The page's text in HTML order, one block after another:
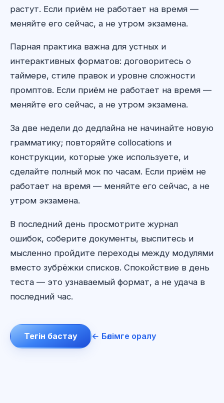
растут. Если приём не работает на время —
меняйте его сейчас, а не утром экзамена.
Парная практика важна для устных и
интерактивных форматов: договоритесь о
таймере, стиле правок и уровне сложности
промптов. Если приём не работает на время —
меняйте его сейчас, а не утром экзамена.
За две недели до дедлайна не начинайте новую
грамматику; повторяйте collocations и
конструкции, которые уже используете, и
сделайте полный мок по часам. Если приём не
работает на время — меняйте его сейчас, а не
утром экзамена.
В последний день просмотрите журнал
ошибок, соберите документы, выспитесь и
мысленно пройдите переходы между модулями
вместо зубрёжки списков. Спокойствие в день
теста — это узнаваемый формат, а не удача в
последний час.
Тегін бастау ← Бөлімге оралу